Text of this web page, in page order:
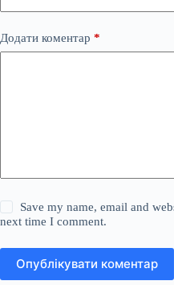
Додати коментар *
Save my name, email and
next time I comment.
Опублікувати коментар